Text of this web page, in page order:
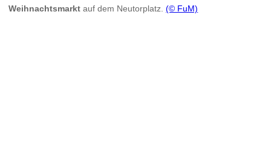
Weihnachtsmarkt auf dem Neutorplatz.(© FuM)